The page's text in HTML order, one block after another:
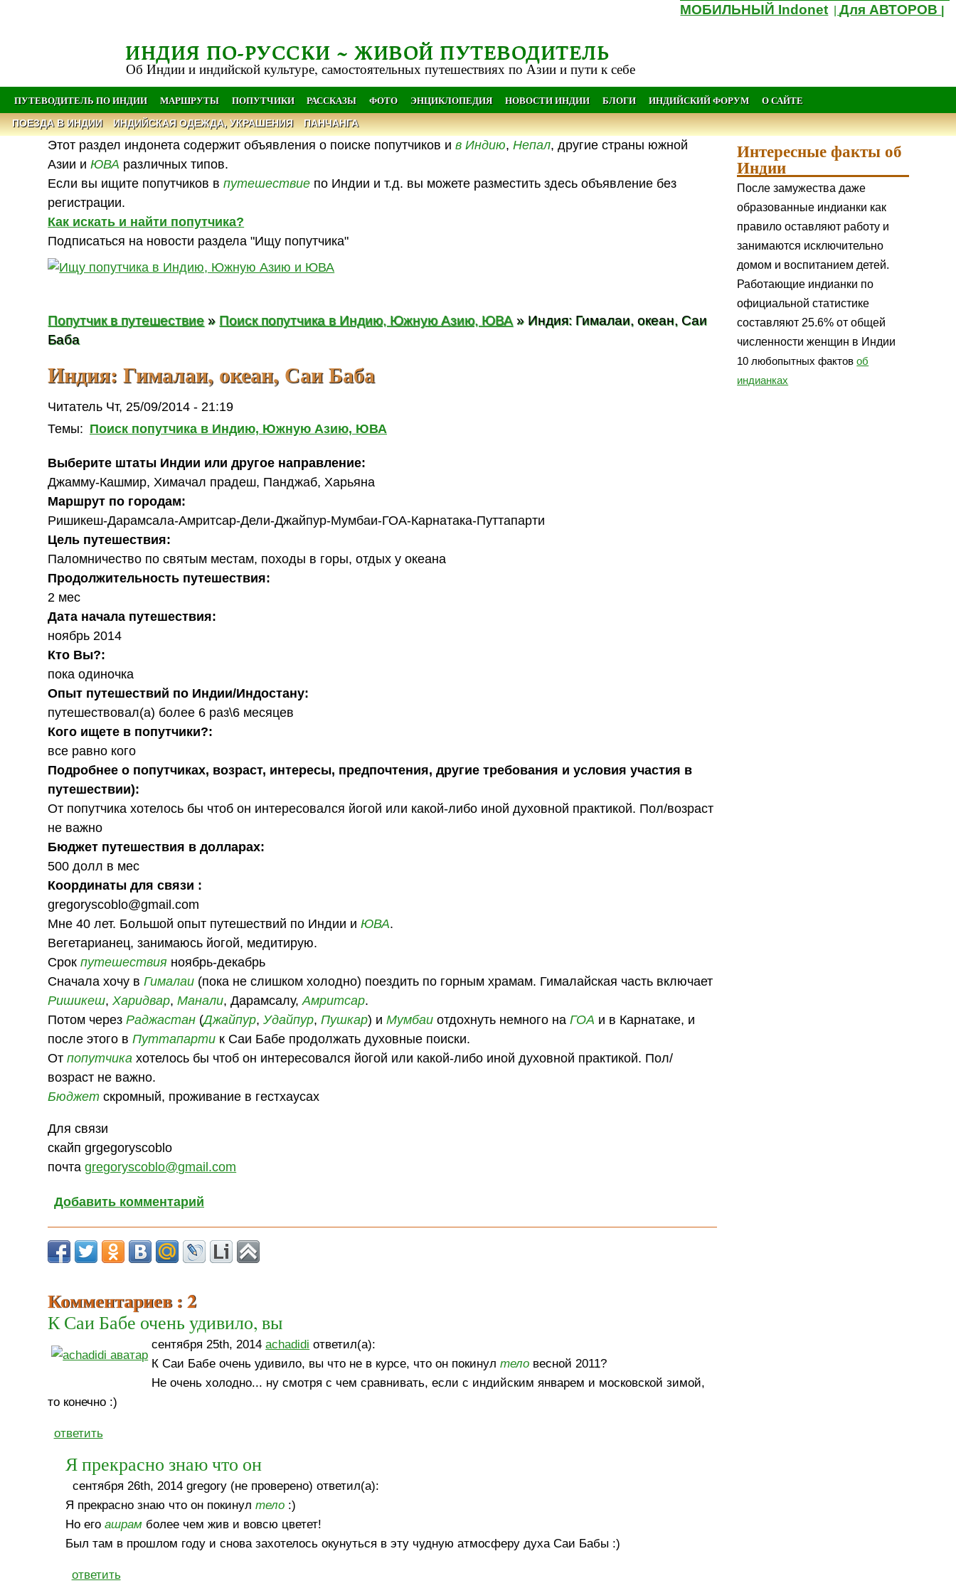
МОБИЛЬНЫЙ Indonet |Для АВТОРОВ
ИНДИЯ ПО-РУССКИ ~ ЖИВОЙ ПУТЕВОДИТЕЛЬ
Об Индии и индийской культуре, самостоятельных путешествиях по Азии и пути к себе
ПУТЕВОДИТЕЛЬ ПО ИНДИИ МАРШРУТЫ ПОПУТЧИКИ РАССКАЗЫ ФОТО ЭНЦИКЛОПЕДИЯ НОВОСТИ ИНДИИ БЛОГИ ИНДИЙСКИЙ ФОРУМ О САЙТЕ
ПОЕЗДА В ИНДИИ ИНДИЙСКАЯ ОДЕЖДА, УКРАШЕНИЯ ПАНЧАНГА
Этот раздел индонета содержит объявления о поиске попутчиков ив Индию,Непал, другие страны южной
Азии иЮВА различных типов.
Если вы ищите попутчиков впутешествие по Индии и т.д. вы можете разместить здесь объявление без
регистрации.
Как искать и найти попутчика?
Подписаться на новости раздела "Ищу попутчика"
Попутчик в путешествие » Поиск попутчика в Индию, Южную Азию, ЮВА » Индия: Гималаи, океан, Саи
Баба
Индия: Гималаи, океан, Саи Баба
Читатель Чт, 25/09/2014 - 21:19
Темы: Поиск попутчика в Индию, Южную Азию, ЮВА
Выберите штаты Индии или другое направление:
Джамму-Кашмир, Химачал прадеш, Панджаб, Харьяна
Маршрут по городам:
Ришикеш-Дарамсала-Амритсар-Дели-Джайпур-Мумбаи-ГОА-Карнатака-Путтапарти
Цель путешествия:
Паломничество по святым местам, походы в горы, отдых у океана
Продолжительность путешествия:
2 мес
Дата начала путешествия:
ноябрь 2014
Кто Вы?:
пока одиночка
Опыт путешествий по Индии/Индостану:
путешествовал(а) более 6 раз\6 месяцев
Кого ищете в попутчики?:
все равно кого
Подробнее о попутчиках, возраст, интересы, предпочтения, другие требования и условия участия в
путешествии):
От попутчика хотелось бы чтоб он интересовался йогой или какой-либо иной духовной практикой. Пол/возраст
не важно
Бюджет путешествия в долларах:
500 долл в мес
Координаты для связи :
gregoryscoblo@gmail.com
Мне 40 лет. Большой опыт путешествий по Индии иЮВА.
Вегетарианец, занимаюсь йогой, медитирую.
Срокпутешествия ноябрь-декабрь
Сначала хочу вГималаи (пока не слишком холодно) поездить по горным храмам. Гималайская часть включает
Ришикеш,Харидвар,Манали, Дарамсалу,Амритсар.
Потом черезРаджастан (Джайпур,Удайпур,Пушкар) иМумбаи отдохнуть немного наГОА и в Карнатаке, и
после этого вПуттапарти к Саи Бабе продолжать духовные поиски.
Отпопутчика хотелось бы чтоб он интересовался йогой или какой-либо иной духовной практикой. Пол/
возраст не важно.
Бюджет скромный, проживание в гестхаусах
Для связи
скайп grgegoryscoblo
почтаgregoryscoblo@gmail.com
Добавить комментарий
Комментариев : 2
К Саи Бабе очень удивило, вы
сентября 25th, 2014achadidi ответил(а):
К Саи Бабе очень удивило, вы что не в курсе, что он покинултело весной 2011?
Не очень холодно... ну смотря с чем сравнивать, если с индийским январем и московской зимой,
то конечно :)
ответить
Я прекрасно знаю что он
сентября 26th, 2014 gregory (не проверено) ответил(а):
Я прекрасно знаю что он покинултело :)
Но егоашрам более чем жив и вовсю цветет!
Был там в прошлом году и снова захотелось окунуться в эту чудную атмосферу духа Саи Бабы :)
ответить
Интересные факты об
Индии
После замужества даже
образованные индианки как
правило оставляют работу и
занимаются исключительно
домом и воспитанием детей.
Работающие индианки по
официальной статистике
составляют 25.6% от общей
численности женщин в Индии
10 любопытных фактовоб
индианках